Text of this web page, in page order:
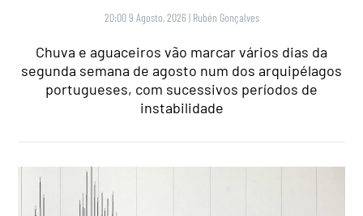
20:00 9 Agosto, 2026 | Rubén Gonçalves
Chuva e aguaceiros vão marcar vários dias da
segunda semana de agosto num dos arquipélagos
portugueses, com sucessivos períodos de
instabilidade